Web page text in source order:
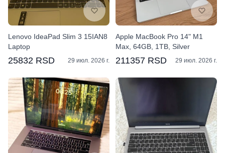
Lenovo IdeaPad Slim 3 15IAN8
Laptop
25832 RSD 29 июл. 2026 г.
Apple MacBook Pro 14" M1
Max, 64GB, 1TB, Silver
211357 RSD 29 июл. 2026 г.